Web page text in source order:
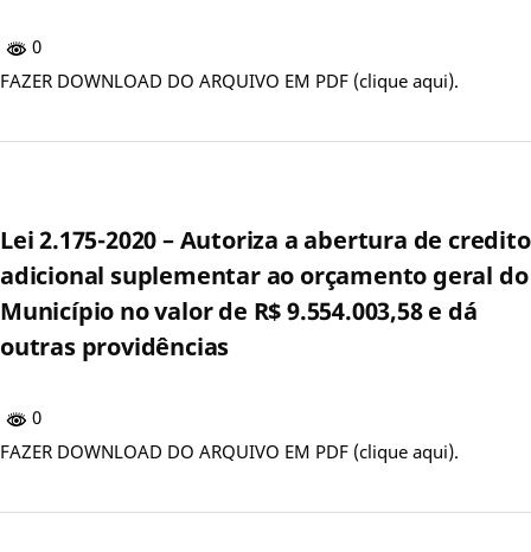
0
FAZER DOWNLOAD DO ARQUIVO EM PDF (clique aqui).
Lei 2.175-2020 – Autoriza a abertura de credito
adicional suplementar ao orçamento geral do
Município no valor de R$ 9.554.003,58 e dá
outras providências
0
FAZER DOWNLOAD DO ARQUIVO EM PDF (clique aqui).